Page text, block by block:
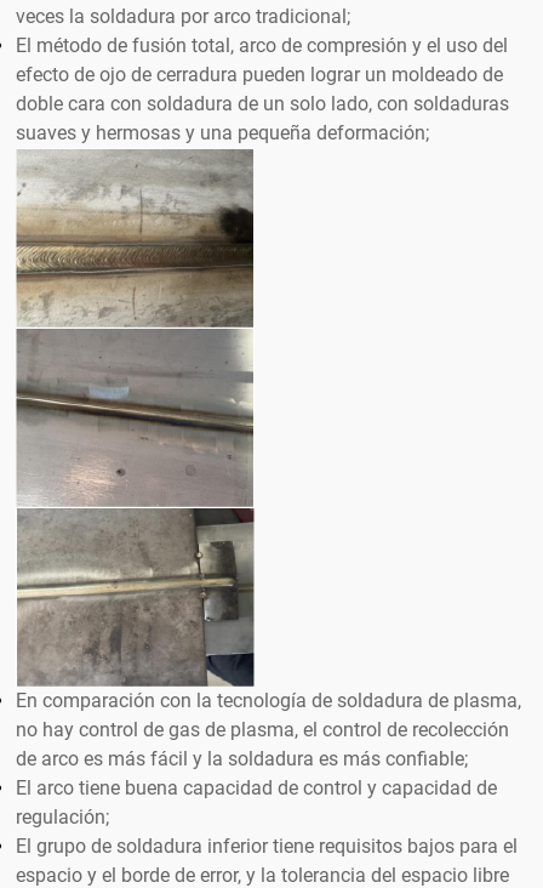
veces la soldadura por arco tradicional;
El método de fusión total, arco de compresión y el uso del
efecto de ojo de cerradura pueden lograr un moldeado de
doble cara con soldadura de un solo lado, con soldaduras
suaves y hermosas y una pequeña deformación;
En comparación con la tecnología de soldadura de plasma,
no hay control de gas de plasma, el control de recolección
de arco es más fácil y la soldadura es más confiable;
El arco tiene buena capacidad de control y capacidad de
regulación;
El grupo de soldadura inferior tiene requisitos bajos para el
espacio y el borde de error, y la tolerancia del espacio libre